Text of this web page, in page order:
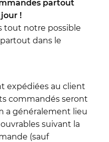
partout
!
tout notre possible
dans le
expédiées au client
commandés seront
a généralement lieu
suivant la
(sauf